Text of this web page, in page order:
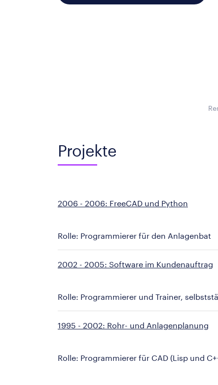
Projekte
2006 - 2006: FreeCAD und Python
Rolle: Programmierer für den Anlagenbat
2002 - 2005: Software im Kundenauftrag
Rolle: Programmierer und Trainer,
1995 - 2002: Rohr- und Anlagenplanung
Rolle: Programmierer für CAD (Lisp und